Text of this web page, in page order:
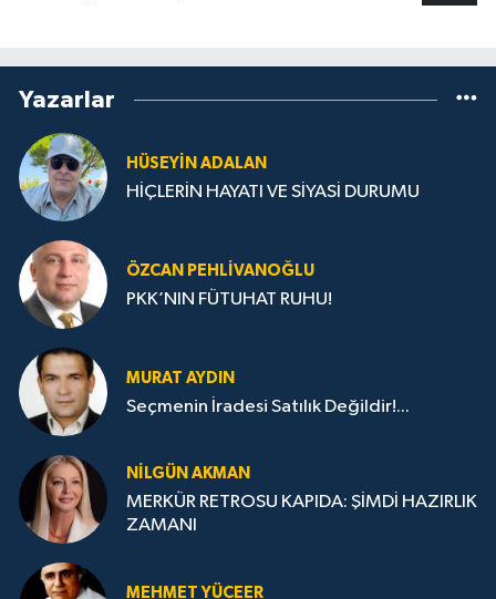
Yazarlar
HÜSEYIN ADALAN
HİÇLERİN HAYATI VE SİYASİ DURUMU
ÖZCAN PEHLIVANOĞLU
PKK’NIN FÜTUHAT RUHU!
MURAT AYDIN
Seçmenin İradesi Satılık Değildir!...
NILGÜN AKMAN
MERKÜR RETROSU KAPIDA: ŞİMDİ HAZIRLIK
ZAMANI
MEHMET YÜCEER